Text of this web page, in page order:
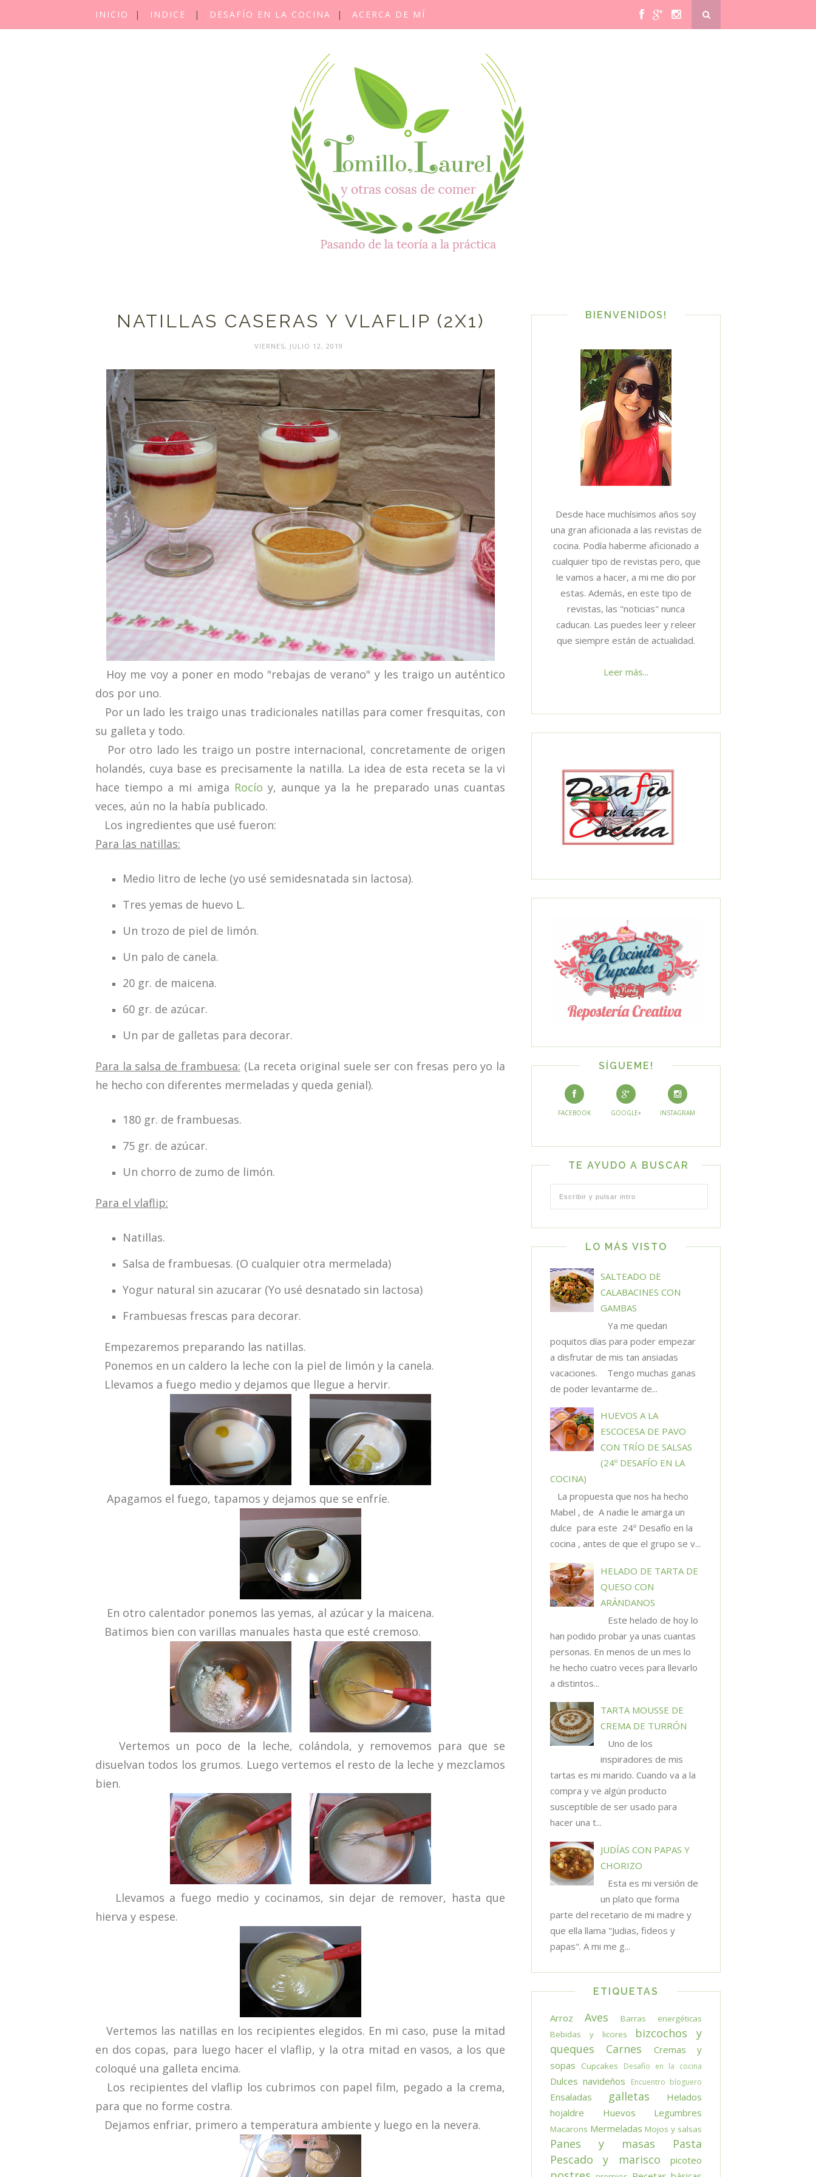
INICIO INDICE DESAFÍO EN LA COCINA ACERCA DE MÍ
NATILLAS CASERAS Y VLAFLIP (2X1)
VIERNES, JULIO 12, 2019
Hoy me voy a poner en modo "rebajas de verano" y les traigo un auténtico
dos por uno.
Por un lado les traigo unas tradicionales natillas para comer fresquitas, con
su galleta y todo.
Por otro lado les traigo un postre internacional, concretamente de origen
holandés, cuya base es precisamente la natilla. La idea de esta receta se la vi
hace tiempo a mi amiga Rocío y, aunque ya la he preparado unas cuantas
veces, aún no la había publicado.
Los ingredientes que usé fueron:
Para las natillas:
Medio litro de leche (yo usé semidesnatada sin lactosa).
Tres yemas de huevo L.
Un trozo de piel de limón.
Un palo de canela.
20 gr. de maicena.
60 gr. de azúcar.
Un par de galletas para decorar.
Para la salsa de frambuesa: (La receta original suele ser con fresas pero yo la
he hecho con diferentes mermeladas y queda genial).
180 gr. de frambuesas.
75 gr. de azúcar.
Un chorro de zumo de limón.
Para el vlaflip:
Natillas.
Salsa de frambuesas. (O cualquier otra mermelada)
Yogur natural sin azucarar (Yo usé desnatado sin lactosa)
Frambuesas frescas para decorar.
Empezaremos preparando las natillas.
Ponemos en un caldero la leche con la piel de limón y la canela.
Llevamos a fuego medio y dejamos que llegue a hervir.
Apagamos el fuego, tapamos y dejamos que se enfríe.
En otro calentador ponemos las yemas, al azúcar y la maicena.
Batimos bien con varillas manuales hasta que esté cremoso.
Vertemos un poco de la leche, colándola, y removemos para que se
disuelvan todos los grumos. Luego vertemos el resto de la leche y mezclamos
bien.
Llevamos a fuego medio y cocinamos, sin dejar de remover, hasta que
hierva y espese.
Vertemos las natillas en los recipientes elegidos. En mi caso, puse la mitad
en dos copas, para luego hacer el vlaflip, y la otra mitad en vasos, a los que
coloqué una galleta encima.
Los recipientes del vlaflip los cubrimos con papel film, pegado a la crema,
para que no forme costra.
Dejamos enfriar, primero a temperatura ambiente y luego en la nevera.
BIENVENIDOS!
Desde hace muchísimos años soy
una gran aficionada a las revistas de
cocina. Podía haberme aficionado a
cualquier tipo de revistas pero, que
le vamos a hacer, a mi me dio por
estas. Además, en este tipo de
revistas, las "noticias" nunca
caducan. Las puedes leer y releer
que siempre están de actualidad.
Leer más...
SÍGUEME!
FACEBOOK GOOGLE+ INSTAGRAM
TE AYUDO A BUSCAR
LO MÁS VISTO
SALTEADO DE
CALABACINES CON
GAMBAS
Ya me quedan
poquitos días para poder empezar
a disfrutar de mis tan ansiadas
vacaciones. Tengo muchas ganas
de poder levantarme de...
HUEVOS A LA
ESCOCESA DE PAVO
CON TRÍO DE SALSAS
(24º DESAFÍO EN LA
COCINA)
La propuesta que nos ha hecho
Mabel , de A nadie le amarga un
dulce para este 24º Desafío en la
cocina , antes de que el grupo se v...
HELADO DE TARTA DE
QUESO CON
ARÁNDANOS
Este helado de hoy lo
han podido probar ya unas cuantas
personas. En menos de un mes lo
he hecho cuatro veces para llevarlo
a distintos...
TARTA MOUSSE DE
CREMA DE TURRÓN
Uno de los
inspiradores de mis
tartas es mi marido. Cuando va a la
compra y ve algún producto
susceptible de ser usado para
hacer una t...
JUDÍAS CON PAPAS Y
CHORIZO
Esta es mi versión de
un plato que forma
parte del recetario de mi madre y
que ella llama "Judias, fideos y
papas". A mi me g...
ETIQUETAS
Arroz Aves
Barras energéticas
Bebidas y licores
bizcochos y
queques
Carnes
Cremas y
sopas
Cupcakes Desafío en la cocina
Dulces navideños Encuentro bloguero
Ensaladas galletas
Helados
hojaldre
Huevos Legumbres
Macarons Mermeladas Mojos y salsas
Panes y masas
Pasta
Pescado y marisco
picoteo